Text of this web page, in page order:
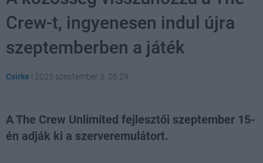
Crew-t, ingyenesen indul újra
szeptemberben a játék
Csirke | 2025 szeptember 3. 06:29
A The Crew Unlimited fejlesztői szeptember 15-
én adják ki a szerveremulátort.